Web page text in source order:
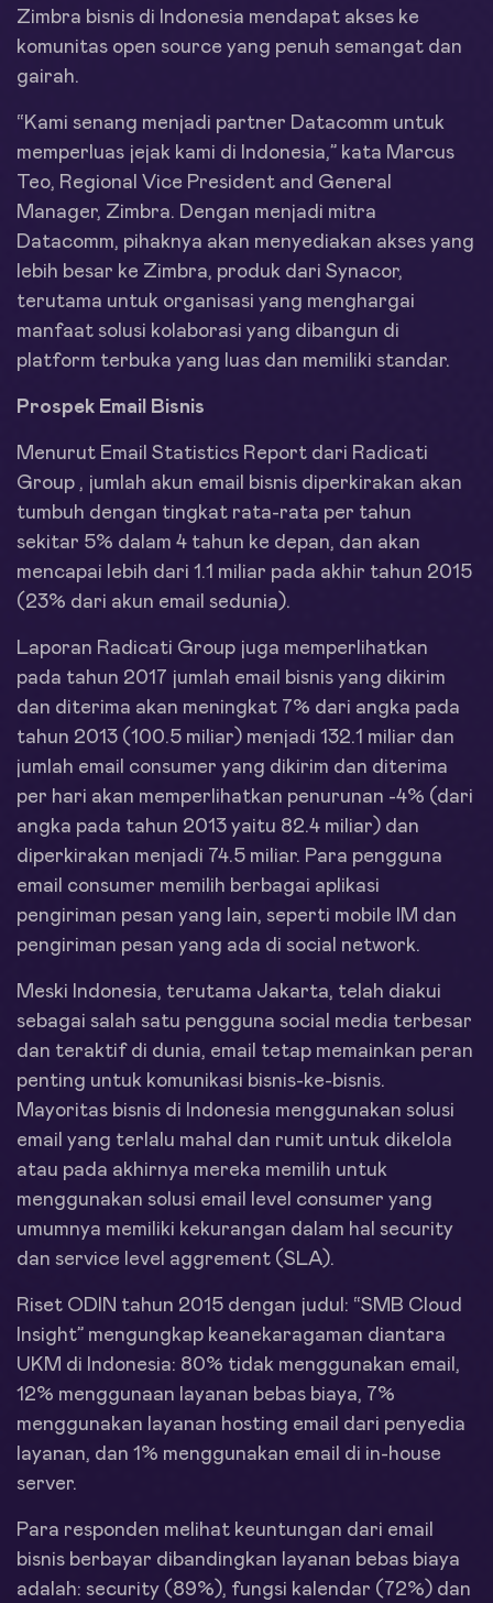
Zimbra bisnis di Indonesia mendapat akses ke
komunitas open source yang penuh semangat dan
gairah.
“Kami senang menjadi partner Datacomm untuk
memperluas jejak kami di Indonesia,” kata Marcus
Teo, Regional Vice President and General
Manager, Zimbra. Dengan menjadi mitra
Datacomm, pihaknya akan menyediakan akses yang
lebih besar ke Zimbra, produk dari Synacor,
terutama untuk organisasi yang menghargai
manfaat solusi kolaborasi yang dibangun di
platform terbuka yang luas dan memiliki standar.
Prospek Email Bisnis
Menurut Email Statistics Report dari Radicati
Group , jumlah akun email bisnis diperkirakan akan
tumbuh dengan tingkat rata-rata per tahun
sekitar 5% dalam 4 tahun ke depan, dan akan
mencapai lebih dari 1.1 miliar pada akhir tahun 2015
(23% dari akun email sedunia).
Laporan Radicati Group juga memperlihatkan
pada tahun 2017 jumlah email bisnis yang dikirim
dan diterima akan meningkat 7% dari angka pada
tahun 2013 (100.5 miliar) menjadi 132.1 miliar dan
jumlah email consumer yang dikirim dan diterima
per hari akan memperlihatkan penurunan -4% (dari
angka pada tahun 2013 yaitu 82.4 miliar) dan
diperkirakan menjadi 74.5 miliar. Para pengguna
email consumer memilih berbagai aplikasi
pengiriman pesan yang lain, seperti mobile IM dan
pengiriman pesan yang ada di social network.
Meski Indonesia, terutama Jakarta, telah diakui
sebagai salah satu pengguna social media terbesar
dan teraktif di dunia, email tetap memainkan peran
penting untuk komunikasi bisnis-ke-bisnis.
Mayoritas bisnis di Indonesia menggunakan solusi
email yang terlalu mahal dan rumit untuk dikelola
atau pada akhirnya mereka memilih untuk
menggunakan solusi email level consumer yang
umumnya memiliki kekurangan dalam hal security
dan service level aggrement (SLA).
Riset ODIN tahun 2015 dengan judul: “SMB Cloud
Insight” mengungkap keanekaragaman diantara
UKM di Indonesia: 80% tidak menggunakan email,
12% menggunaan layanan bebas biaya, 7%
menggunakan layanan hosting email dari penyedia
layanan, dan 1% menggunakan email di in-house
server.
Para responden melihat keuntungan dari email
bisnis berbayar dibandingkan layanan bebas biaya
adalah: security (89%), fungsi kalendar (72%) dan